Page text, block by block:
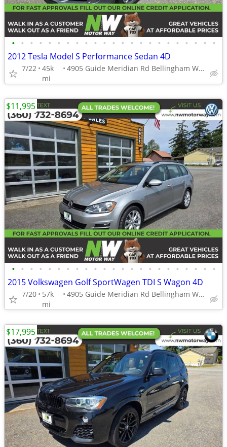
• • • • • • • • • • • • • • • • • • • • • • •
2012 Tesla Model S Performance Sedan 4D
7/22 45k
mi
4905 Guide Meridian Rd Bellingham WA 98226
• • • • • • • • • • • • • • • • • • • • • • •
2015 Volkswagen Golf SportWagen TDI S Wagon 4D
7/20
57k
mi
4905 Guide Meridian Rd Bellingham WA 98226
$11,995
$17,995